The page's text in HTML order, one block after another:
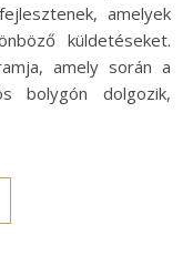
amelyek
küldetéseket.
amely során a
bolygón dolgozik,